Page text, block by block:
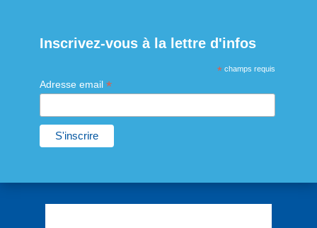
Inscrivez-vous à la lettre d'infos
* champs requis
Adresse email *